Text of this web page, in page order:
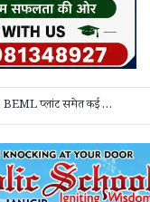
साय कैबिनेट के 7 बड़े फैसले: 500 करोड़ के AI मिशन, BEML प्लांट समेत कई अहम प्रस्तावों को मंजूरी